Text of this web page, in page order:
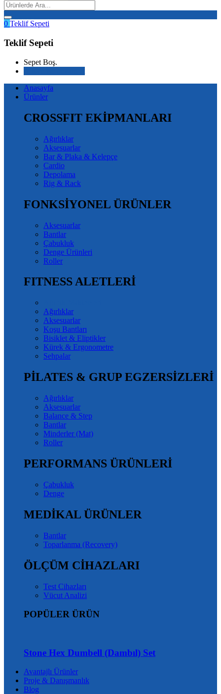
0 Teklif Sepeti
Teklif Sepeti
Sepet Boş.
Anasayfa
Ürünler
CROSSFIT EKİPMANLARI
Ağırlıklar
Aksesuarlar
Bar & Plaka & Kelepçe
Cardio
Depolama
Rig & Rack
FONKSİYONEL ÜRÜNLER
Aksesuarlar
Bantlar
Çabukluk
Denge Ürünleri
Roller
FITNESS ALETLERİ
Ağırlıklar
Aksesuarlar
Koşu Bantları
Bisiklet & Eliptikler
Kürek & Ergonometre
Sehpalar
PİLATES & GRUP EGZERSİZLERİ
Ağırlıklar
Aksesuarlar
Balance & Step
Bantlar
Minderler (Mat)
Roller
PERFORMANS ÜRÜNLERİ
Çabukluk
Denge
MEDİKAL ÜRÜNLER
Bantlar
Toparlanma (Recovery)
ÖLÇÜM CİHAZLARI
Test Cihazları
Vücut Analizi
POPÜLER ÜRÜN
Stone Hex Dumbell (Dambıl) Set
Avantajlı Ürünler
Proje & Danışmanlık
Blog